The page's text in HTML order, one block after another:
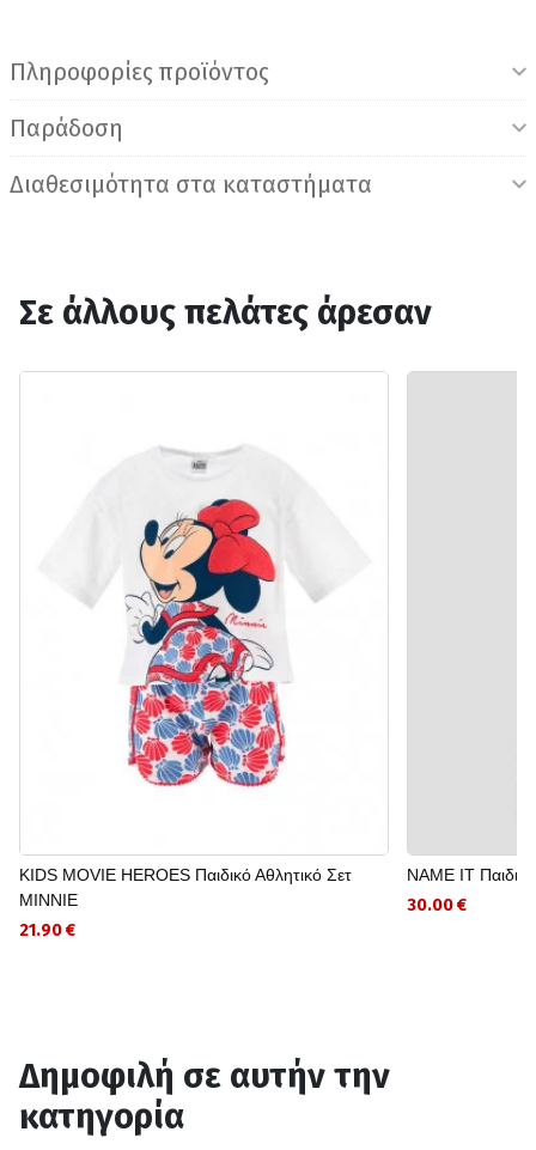
Πληροφορίες προϊόντος
Παράδοση
Διαθεσιμότητα στα καταστήματα
Σε άλλους πελάτες άρεσαν
KIDS MOVIE HEROES Παιδικό Αθλητικό Σετ
MINNIE
21.90 €
NAME IT
30.00 €
Δημοφιλή σε αυτήν την
κατηγορία